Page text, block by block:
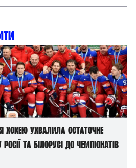
хокею ухвалила остаточне
та білорусі до чемпіонатів